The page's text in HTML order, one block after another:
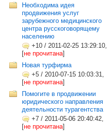
Необходима идея
продвижения услуг
зарубежного медицинского
центра русскоговорящему
населению
+10 / 2011-02-25 13:29:10,
[не прочитана]
Новая турфирма
+5 / 2010-07-15 10:03:31,
[не прочитана]
Помогите в продвижении
юридического направления
деятельности турагентства
+7 / 2011-05-06 20:40:42,
[не прочитана]